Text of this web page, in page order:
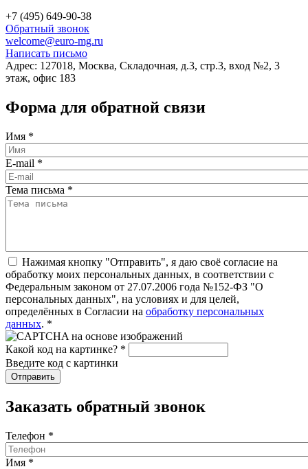
+7 (495) 649-90-38
Обратный звонок
welcome@euro-mg.ru
Написать письмо
Адрес: 127018, Москва, Складочная, д.3, стр.3, вход №2, 3
этаж, офис 183
Форма для обратной связи
Имя *
E-mail *
Тема письма *
Нажимая кнопку "Отправить", я даю своё согласие на
обработку моих персональных данных, в соответствии с
Федеральным законом от 27.07.2006 года №152-ФЗ "О
персональных данных", на условиях и для целей,
определённых в Согласии на обработку персональных
данных. *
Какой код на картинке? *
Введите код с картинки
Заказать обратный звонок
Телефон *
Имя *